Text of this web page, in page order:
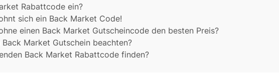
Rabattcode ein?
sich ein Back Market Code!
einen Back Market Gutscheincode den besten Preis?
Market Gutschein beachten?
Back Market Rabattcode finden?